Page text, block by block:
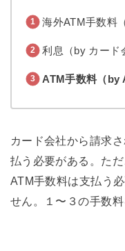
海外ATM手数料
利息（by カード
ATM手数料（by
カード会社から請求
払う必要がある。た
ATM手数料は支払う
せん。１〜３の手数